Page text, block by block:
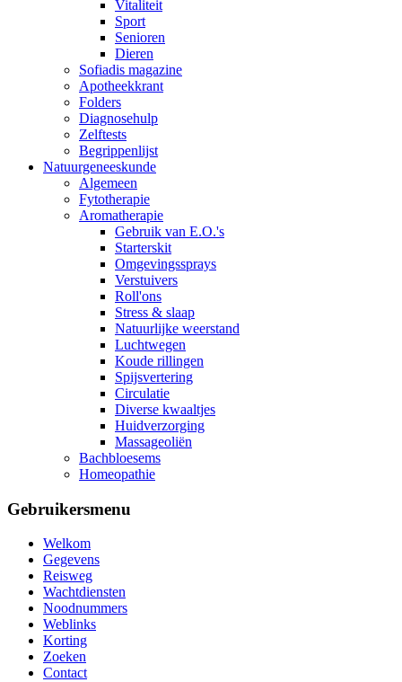
Vitaliteit
Sport
Senioren
Dieren
Sofiadis magazine
Apotheekkrant
Folders
Diagnosehulp
Zelftests
Begrippenlijst
Natuurgeneeskunde
Algemeen
Fytotherapie
Aromatherapie
Gebruik van E.O.'s
Starterskit
Omgevingssprays
Verstuivers
Roll'ons
Stress & slaap
Natuurlijke weerstand
Luchtwegen
Koude rillingen
Spijsvertering
Circulatie
Diverse kwaaltjes
Huidverzorging
Massageoliën
Bachbloesems
Homeopathie
Gebruikersmenu
Welkom
Gegevens
Reisweg
Wachtdiensten
Noodnummers
Weblinks
Korting
Zoeken
Contact